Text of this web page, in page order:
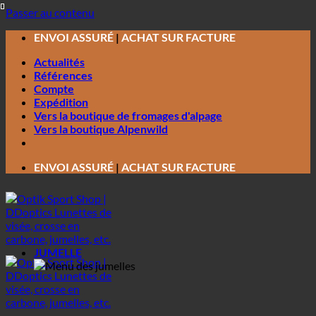
Passer au contenu
ENVOI ASSURÉ | ACHAT SUR FACTURE
Actualités
Références
Compte
Expédition
Vers la boutique de fromages d'alpage
Vers la boutique Alpenwild
ENVOI ASSURÉ | ACHAT SUR FACTURE
JUMELLE